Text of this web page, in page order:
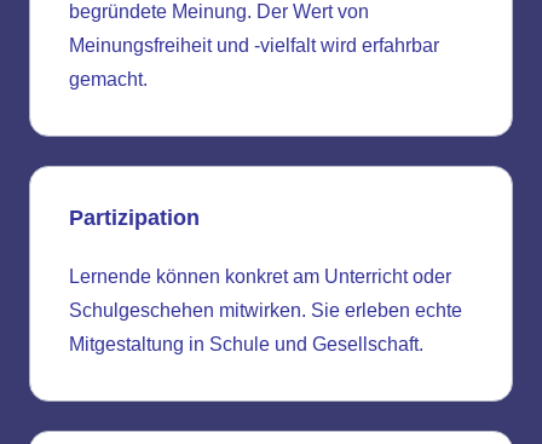
begründete Meinung. Der Wert von
Meinungsfreiheit und -vielfalt wird erfahrbar
gemacht.
Partizipation
Lernende können konkret am Unterricht oder
Schulgeschehen mitwirken. Sie erleben echte
Mitgestaltung in Schule und Gesellschaft.